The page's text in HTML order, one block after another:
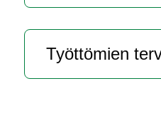
Työt­tö­mien